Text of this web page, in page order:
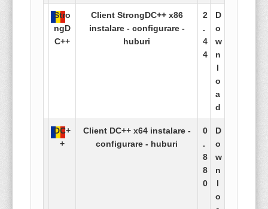
Stro
ngD
C++
Client StrongDC++ x86
instalare - configurare -
huburi
2
.
4
4
D
o
w
n
l
o
a
d
DC+
+
Client DC++ x64 instalare -
configurare - huburi
0
.
8
8
0
D
o
w
n
l
o